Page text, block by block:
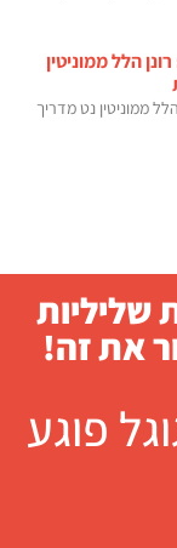
הלל ממוניטין
ממוניטין נט מדריך
שליליות
את זה!
פוגע